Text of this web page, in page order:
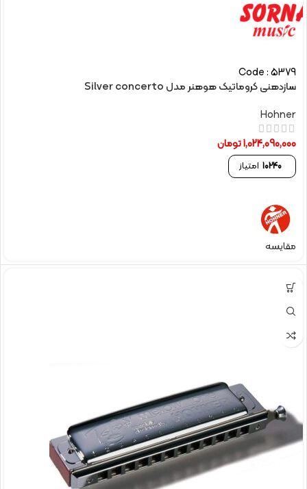
Code : 5379
سازدهنی کروماتیک هوهنر مدل Silver concerto
Hohner
1,024,090,000تومان
10240 امتیاز
مقایسه